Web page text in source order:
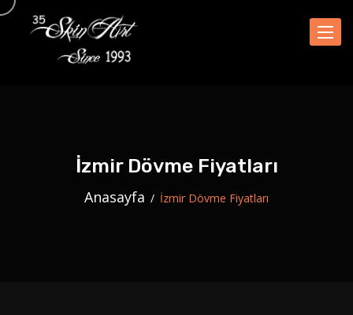
İzmir Dövme Fiyatları
Anasayfa İzmir Dövme Fiyatları